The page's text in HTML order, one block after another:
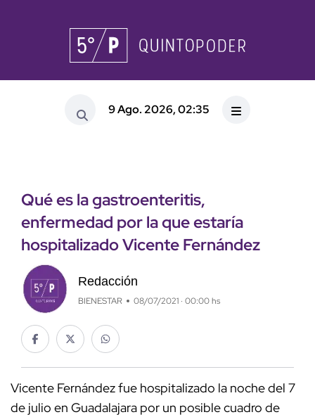
9 Ago. 2026, 02:35
Qué es la gastroenteritis,
enfermedad por la que estaría
hospitalizado Vicente Fernández
Redacción
BIENESTAR 08/07/2021 · 00:00 hs
Vicente Fernández fue hospitalizado la noche del 7
de julio en Guadalajara por un posible cuadro de